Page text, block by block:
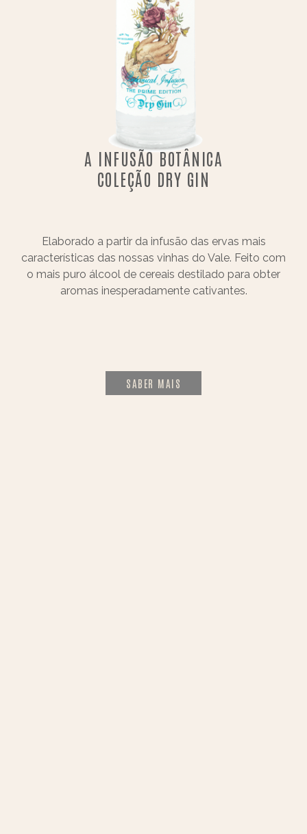
A INFUSÃO BOTÂNICA
COLEÇÃO DRY GIN
Elaborado a partir da infusão das ervas mais
características das nossas vinhas do Vale. Feito com
o mais puro álcool de cereais destilado para obter
aromas inesperadamente cativantes.
SABER MAIS